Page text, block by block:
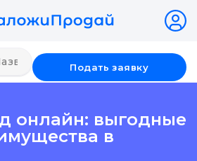
Подать заявку
онлайн: выгодные
в